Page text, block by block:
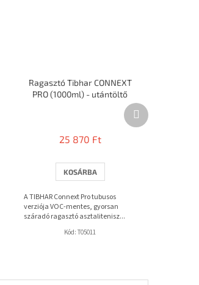
Ragasztó Tibhar CONNEXT
PRO (1000ml) - utántöltő
25 870 Ft
KOSÁRBA
A TIBHAR Connext Pro tubusos
verziója VOC-mentes, gyorsan
száradó ragasztó asztalitenisz...
Kód: T05011
Következő
termék